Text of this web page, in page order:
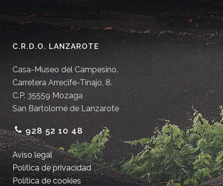
C.R.D.O. LANZAROTE
Casa-Museo del Campesino.
Carretera Arrecife-Tinajo, 8.
C.P. 35559 Mozaga
San Bartolomé de Lanzarote
928 52 10 48
Aviso legal
Política de privacidad
Política de cookies